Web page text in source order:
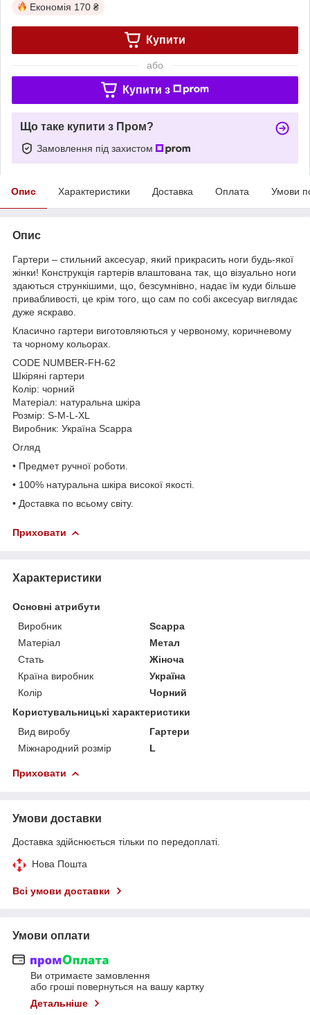
Економія 170 ₴
Купити
або
Купити з
Що таке купити з Пром?
Замовлення під захистом
Опис Характеристики Доставка Оплата Умови
Опис
Гартери – стильний аксесуар, який прикрасить ноги будь-якої
жінки! Конструкція гартерів влаштована так, що візуально ноги
здаються стрункішими, що, безсумнівно, надає їм куди більше
привабливості, це крім того, що сам по собі аксесуар виглядає
дуже яскраво.
Класично гартери виготовляються у червоному, коричневому
та чорному кольорах.
CODE NUMBER-FH-62
Шкіряні гартери
Колір: чорний
Матеріал: натуральна шкіра
Розмір: S-M-L-XL
Виробник: Україна Scappa
Огляд
• Предмет ручної роботи.
• 100% натуральна шкіра високої якості.
• Доставка по всьому світу.
Приховати
Характеристики
Основні атрибути
Виробник
Scappa
Матеріал
Метал
Стать
Жіноча
Країна виробник
Україна
Колір
Чорний
Користувальницькі характеристики
Вид виробу
Гартери
Міжнародний розмір
L
Приховати
Умови доставки
Доставка здійснюється тільки по передоплаті.
Нова Пошта
Всі умови доставки
Умови оплати
Ви отримаєте замовлення
або гроші повернуться на вашу картку
Детальніше